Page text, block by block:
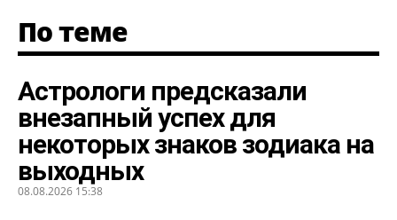
По теме
Астрологи предсказали
внезапный успех для
некоторых знаков зодиака на
выходных
08.08.2026 15:38